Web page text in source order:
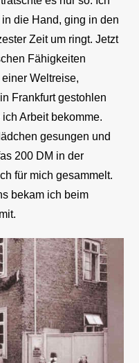
die Hand, ging in den
Zeit um ringt. Jetzt
Fähigkeiten
Weltreise,
Frankfurt gestohlen
Arbeit bekomme.
gesungen und
200 DM in der
für mich gesammelt.
bekam ich beim